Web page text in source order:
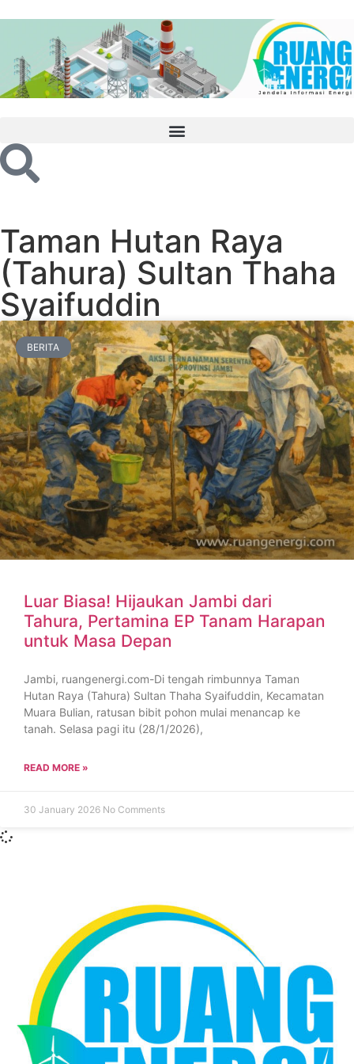
Taman Hutan Raya
(Tahura) Sultan Thaha
Syaifuddin
BERITA
Luar Biasa! Hijaukan Jambi dari
Tahura, Pertamina EP Tanam Harapan
untuk Masa Depan
Jambi, ruangenergi.com-Di tengah rimbunnya Taman
Hutan Raya (Tahura) Sultan Thaha Syaifuddin, Kecamatan
Muara Bulian, ratusan bibit pohon mulai menancap ke
tanah. Selasa pagi itu (28/1/2026),
READ MORE »
30 January 2026 No Comments